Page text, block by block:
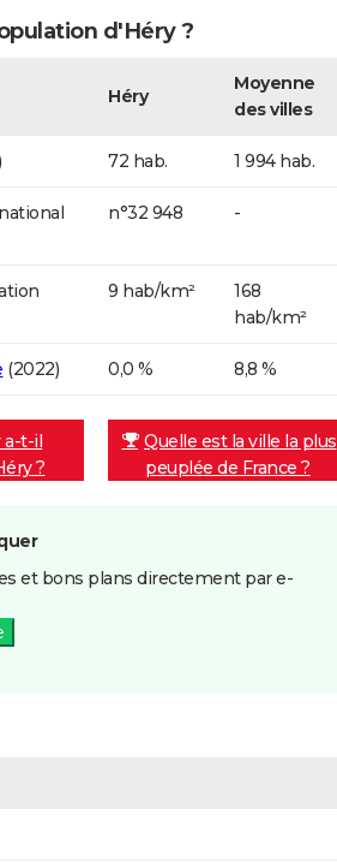
d'Héry ?
Héry
Moyenne
des villes
72 hab. 1 994 hab.
n°32 948 -
9 hab/km²
168
hab/km²
(2022) 0,0 % 8,8 %
a-t-il
?
Quelle est la ville la plus
peuplée de France ?
et bons plans directement par e-